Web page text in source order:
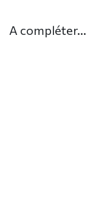
A compléter...